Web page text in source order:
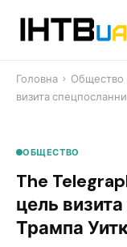
Головна › Общество
визита
ОБЩЕСТВО
The
цель
Трампа